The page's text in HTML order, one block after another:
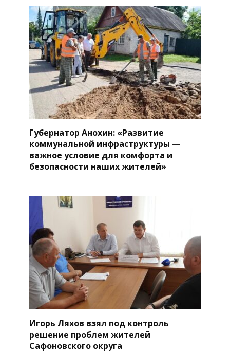
Губернатор Анохин: «Развитие
коммунальной инфраструктуры —
важное условие для комфорта и
безопасности наших жителей»
Игорь Ляхов взял под контроль
решение проблем жителей
Сафоновского округа